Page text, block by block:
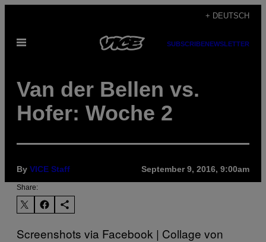
content
+ DEUTSCH
Open
SUBSCRIBENEWSLETTER
Van der Bellen vs.
Hofer: Woche 2
By VICE Staff September 9, 2016, 9:00am
Share:
Screenshots via Facebook | Collage von